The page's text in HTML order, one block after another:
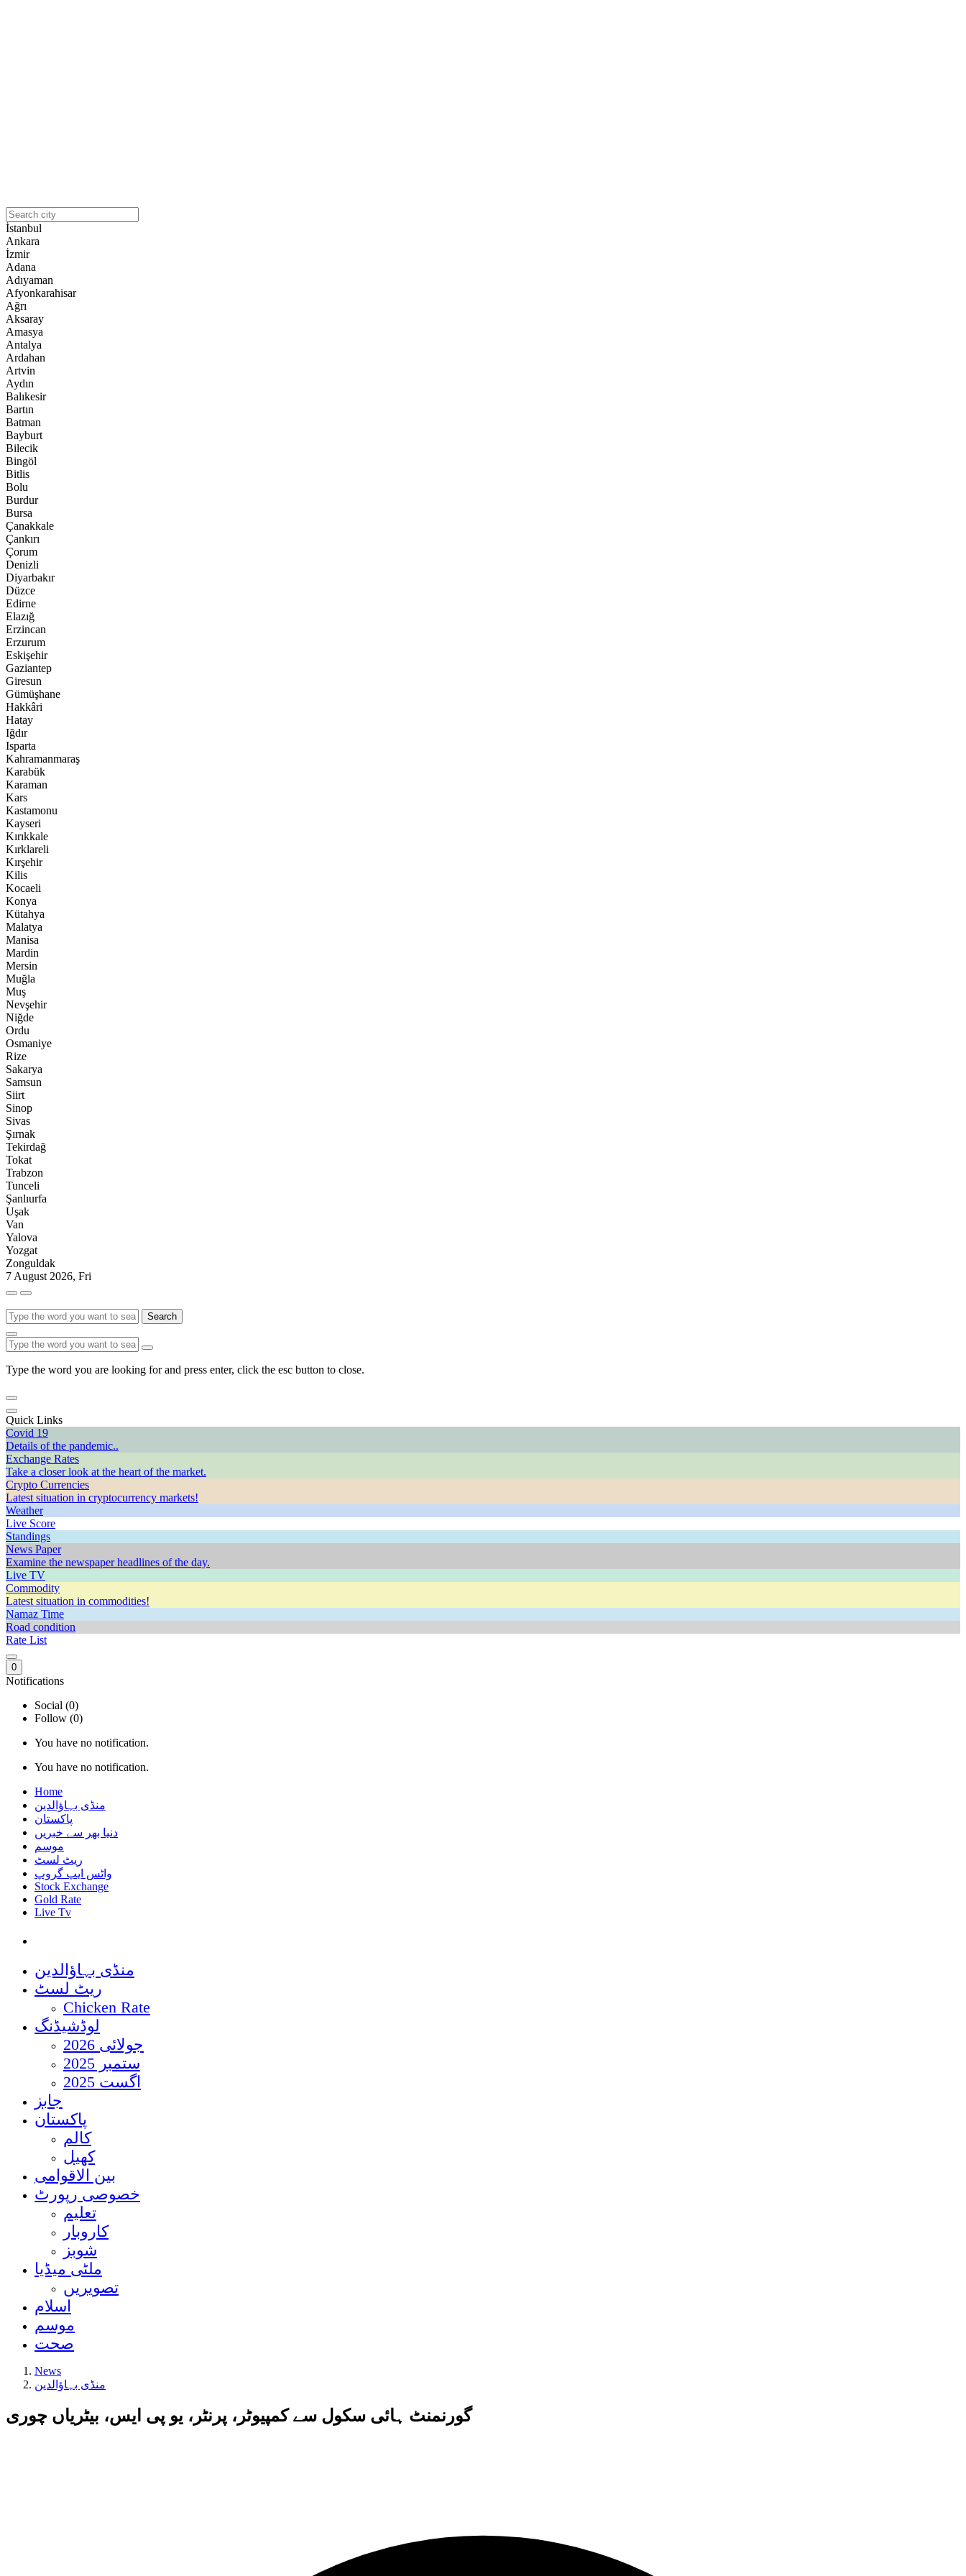
İstanbul
Ankara
İzmir
Adana
Adıyaman
Afyonkarahisar
Ağrı
Aksaray
Amasya
Antalya
Ardahan
Artvin
Aydın
Balıkesir
Bartın
Batman
Bayburt
Bilecik
Bingöl
Bitlis
Bolu
Burdur
Bursa
Çanakkale
Çankırı
Çorum
Denizli
Diyarbakır
Düzce
Edirne
Elazığ
Erzincan
Erzurum
Eskişehir
Gaziantep
Giresun
Gümüşhane
Hakkâri
Hatay
Iğdır
Isparta
Kahramanmaraş
Karabük
Karaman
Kars
Kastamonu
Kayseri
Kırıkkale
Kırklareli
Kırşehir
Kilis
Kocaeli
Konya
Kütahya
Malatya
Manisa
Mardin
Mersin
Muğla
Muş
Nevşehir
Niğde
Ordu
Osmaniye
Rize
Sakarya
Samsun
Siirt
Sinop
Sivas
Şırnak
Tekirdağ
Tokat
Trabzon
Tunceli
Şanlıurfa
Uşak
Van
Yalova
Yozgat
Zonguldak
7 August 2026, Fri
Search
Type the word you are looking for and press enter, click the esc button to close.
Quick Links
Covid 19
Details of the pandemic..
Exchange Rates
Take a closer look at the heart of the market.
Crypto Currencies
Latest situation in cryptocurrency markets!
Weather
Live Score
Standings
News Paper
Examine the newspaper headlines of the day.
Live TV
Commodity
Latest situation in commodities!
Namaz Time
Road condition
Rate List
0
Notifications
Social (0)
Follow (0)
You have no notification.
You have no notification.
Home
منڈی بہاؤالدین
پاکستان
دنیا بھر سے خبریں
موسم
ریٹ لسٹ
واٹس ایپ گروپ
Stock Exchange
Gold Rate
Live Tv
منڈی بہاؤالدین
ریٹ لسٹ
Chicken Rate
لوڈشیڈنگ
جولائی 2026
ستمبر 2025
اگست 2025
جابز
پاکستان
کالم
کھیل
بین الاقوامی
خصوصی رپورٹ
تعلیم
کاروبار
شوبز
ملٹی میڈیا
تصویریں
اسلام
موسم
صحت
News
منڈی بہاؤالدین
گورنمنٹ ہائی سکول سے کمپیوٹر، پرنٹر، یو پی ایس، بیٹریاں چوری